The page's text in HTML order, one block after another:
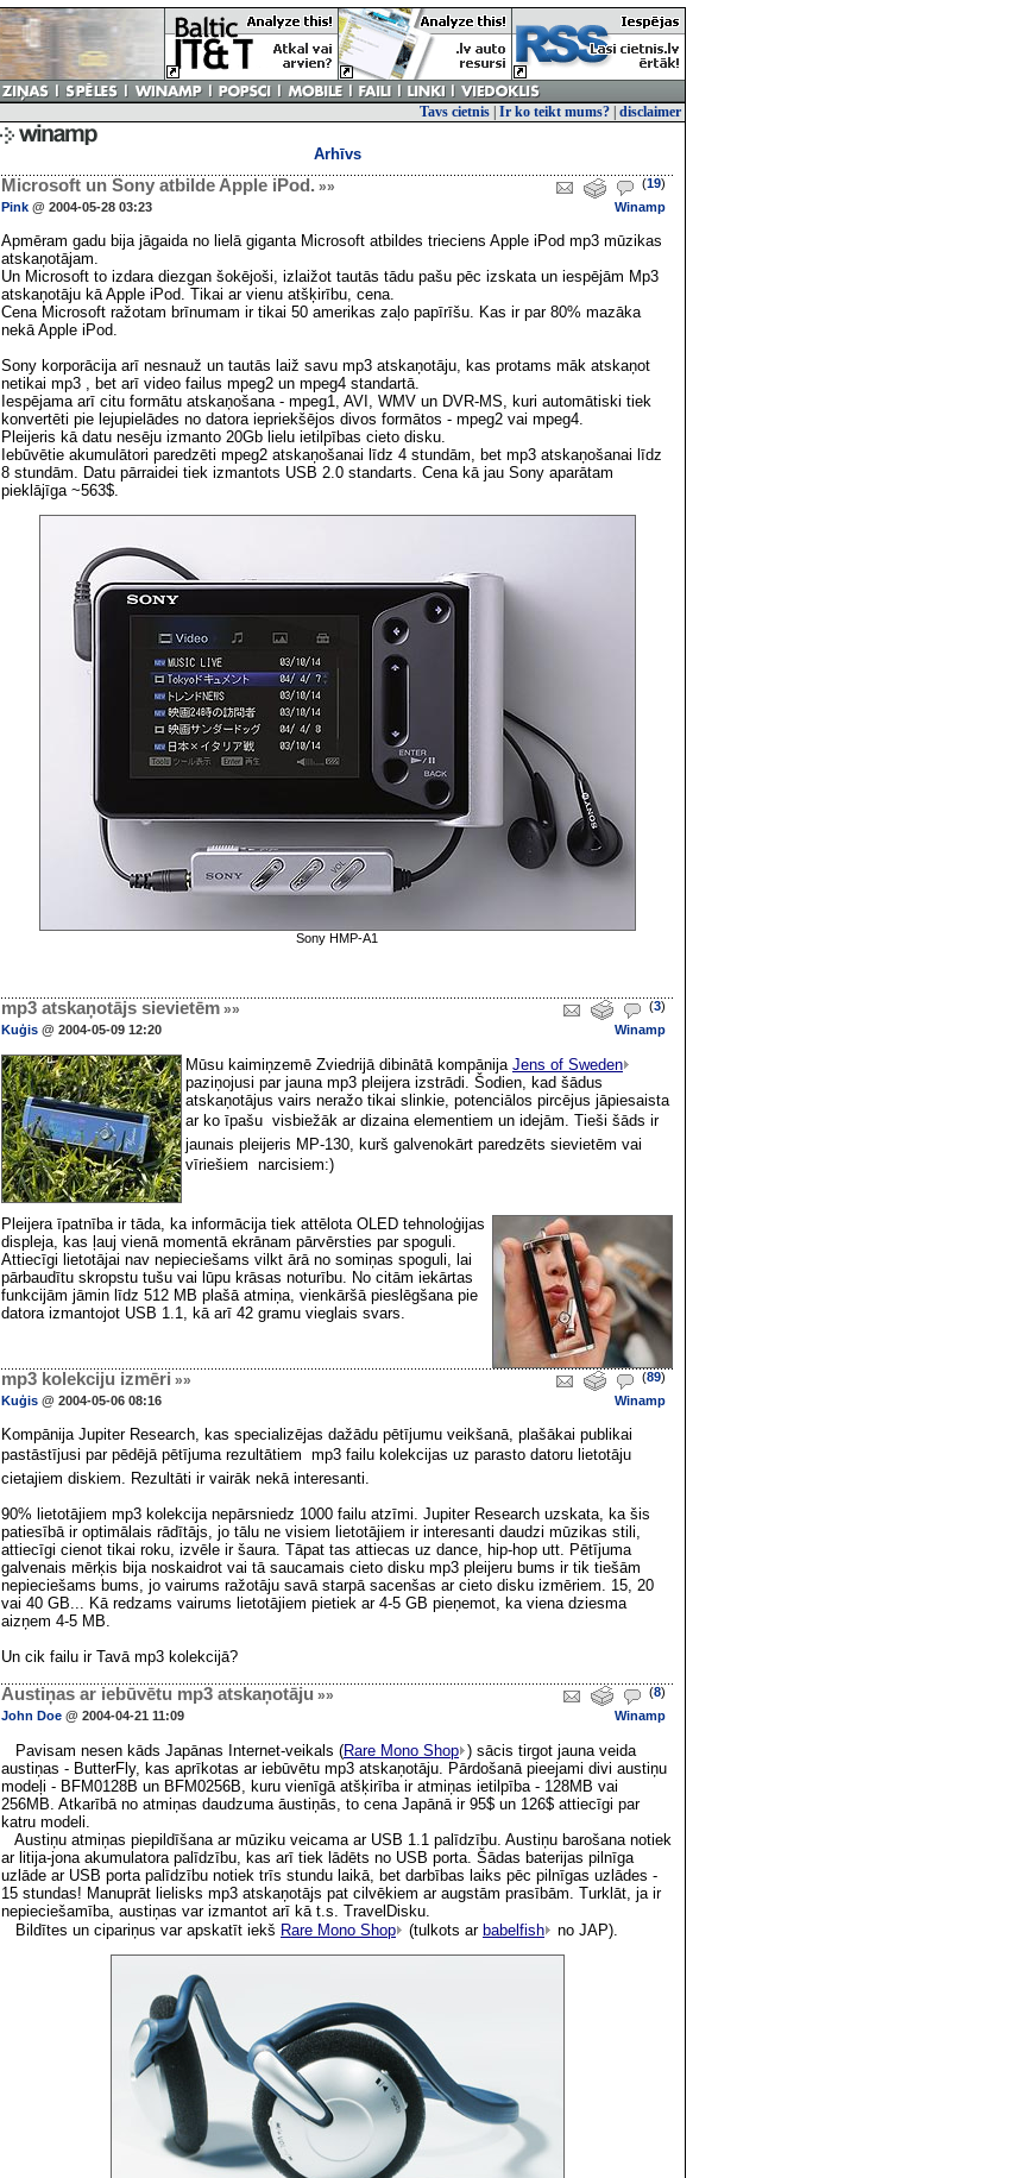
Tavs cietnis Ir ko teikt mums? disclaimer
Arhīvs
Microsoft un Sony atbilde Apple iPod. »» (19)
Pink @ 2004-05-28 03:23 Winamp
Apmēram gadu bija jāgaida no lielā giganta Microsoft atbildes trieciens Apple iPod mp3 mūzikas
atskaņotājam.
Un Microsoft to izdara diezgan šokējoši, izlaižot tautās tādu pašu pēc izskata un iespējām Mp3
atskaņotāju kā Apple iPod. Tikai ar vienu atšķirību, cena.
Cena Microsoft ražotam brīnumam ir tikai 50 amerikas zaļo papīrīšu. Kas ir par 80% mazāka
nekā Apple iPod.
Sony korporācija arī nesnauž un tautās laiž savu mp3 atskaņotāju, kas protams māk atskaņot
netikai mp3 , bet arī video failus mpeg2 un mpeg4 standartā.
Iespējama arī citu formātu atskaņošana - mpeg1, AVI, WMV un DVR-MS, kuri automātiski tiek
konvertēti pie lejupielādes no datora iepriekšējos divos formātos - mpeg2 vai mpeg4.
Pleijeris kā datu nesēju izmanto 20Gb lielu ietilpības cieto disku.
Iebūvētie akumulātori paredzēti mpeg2 atskaņošanai līdz 4 stundām, bet mp3 atskaņošanai līdz
8 stundām. Datu pārraidei tiek izmantots USB 2.0 standarts. Cena kā jau Sony aparātam
pieklājīga ~563$.
Sony HMP-A1
mp3 atskaņotājs sievietēm »» (3)
Kuģis @ 2004-05-09 12:20 Winamp
Mūsu kaimiņzemē Zviedrijā dibinātā kompānija Jens of Sweden
paziņojusi par jauna mp3 pleijera izstrādi. Šodien, kad šādus
atskaņotājus vairs neražo tikai slinkie, potenciālos pircējus jāpiesaista
ar ko īpašu  visbiežāk ar dizaina elementiem un idejām. Tieši šāds ir
jaunais pleijeris MP-130, kurš galvenokārt paredzēts sievietēm vai
vīriešiem  narcisiem:)
Pleijera īpatnība ir tāda, ka informācija tiek attēlota OLED tehnoloģijas
displeja, kas ļauj vienā momentā ekrānam pārvērsties par spoguli.
Attiecīgi lietotājai nav nepieciešams vilkt ārā no somiņas spoguli, lai
pārbaudītu skropstu tušu vai lūpu krāsas noturību. No citām iekārtas
funkcijām jāmin līdz 512 MB plašā atmiņa, vienkāršā pieslēgšana pie
datora izmantojot USB 1.1, kā arī 42 gramu vieglais svars.
mp3 kolekciju izmēri »» (89)
Kuģis @ 2004-05-06 08:16 Winamp
Kompānija Jupiter Research, kas specializējas dažādu pētījumu veikšanā, plašākai publikai
pastāstījusi par pēdējā pētījuma rezultātiem  mp3 failu kolekcijas uz parasto datoru lietotāju
cietajiem diskiem. Rezultāti ir vairāk nekā interesanti.
90% lietotājiem mp3 kolekcija nepārsniedz 1000 failu atzīmi. Jupiter Research uzskata, ka šis
patiesībā ir optimālais rādītājs, jo tālu ne visiem lietotājiem ir interesanti daudzi mūzikas stili,
attiecīgi cienot tikai roku, izvēle ir šaura. Tāpat tas attiecas uz dance, hip-hop utt. Pētījuma
galvenais mērķis bija noskaidrot vai tā saucamais cieto disku mp3 pleijeru bums ir tik tiešām
nepieciešams bums, jo vairums ražotāju savā starpā sacenšas ar cieto disku izmēriem. 15, 20
vai 40 GB... Kā redzams vairums lietotājiem pietiek ar 4-5 GB pieņemot, ka viena dziesma
aizņem 4-5 MB.
Un cik failu ir Tavā mp3 kolekcijā?
Austiņas ar iebūvētu mp3 atskaņotāju »» (8)
John Doe @ 2004-04-21 11:09 Winamp
Pavisam nesen kāds Japānas Internet-veikals (Rare Mono Shop ) sācis tirgot jauna veida
austiņas - ButterFly, kas aprīkotas ar iebūvētu mp3 atskaņotāju. Pārdošanā pieejami divi austiņu
modeļi - BFM0128B un BFM0256B, kuru vienīgā atšķirība ir atmiņas ietilpība - 128MB vai
256MB. Atkarībā no atmiņas daudzuma āustiņās, to cena Japānā ir 95$ un 126$ attiecīgi par
katru modeli.
Austiņu atmiņas piepildīšana ar mūziku veicama ar USB 1.1 palīdzību. Austiņu barošana notiek
ar litija-jona akumulatora palīdzību, kas arī tiek lādēts no USB porta. Šādas baterijas pilnīga
uzlāde ar USB porta palīdzību notiek trīs stundu laikā, bet darbības laiks pēc pilnīgas uzlādes -
15 stundas! Manuprāt lielisks mp3 atskaņotājs pat cilvēkiem ar augstām prasībām. Turklāt, ja ir
nepieciešamība, austiņas var izmantot arī kā t.s. TravelDisku.
Bildītes un cipariņus var apskatīt iekš Rare Mono Shop (tulkots ar babelfish no JAP).